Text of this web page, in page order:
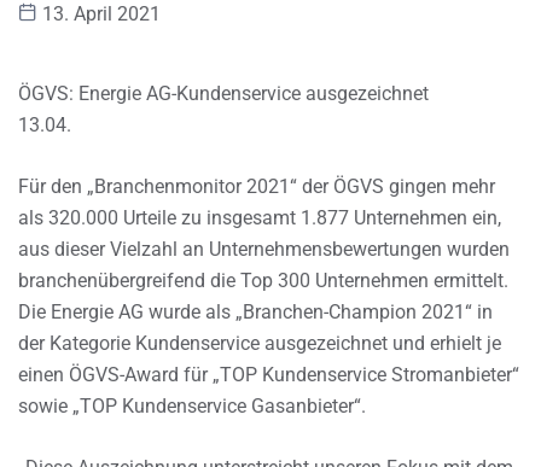
13. April 2021
ÖGVS: Energie AG-Kundenservice ausgezeichnet
13.04.
Für den „Branchenmonitor 2021“ der ÖGVS gingen mehr
als 320.000 Urteile zu insgesamt 1.877 Unternehmen ein,
aus dieser Vielzahl an Unternehmensbewertungen wurden
branchenübergreifend die Top 300 Unternehmen ermittelt.
Die Energie AG wurde als „Branchen-Champion 2021“ in
der Kategorie Kundenservice ausgezeichnet und erhielt je
einen ÖGVS-Award für „TOP Kundenservice Stromanbieter“
sowie „TOP Kundenservice Gasanbieter“.